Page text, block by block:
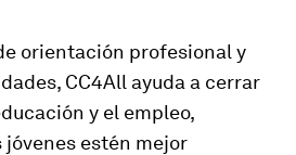
orientación profesional y
CC4All ayuda a cerrar
y el empleo,
jóvenes estén mejor